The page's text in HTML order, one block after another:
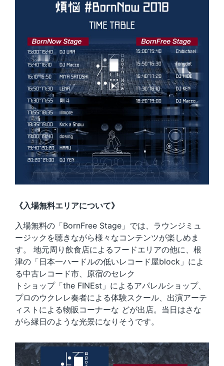
《入場無料エリアについて》
入場無料の「BornFree Stage」では、ラウンジミュ
ージックを聴きながら様々なコンテンツが楽しめま
す。 地元周り飲食店によるフードエリアの他に、根
津の「日本一ハードルの低いレコード屋block」によ
る中古レコード市、原宿のセレク
トショップ「the FINEst」によるアパレルショップ、
プロのウクレレ奏者による体験スクール、出演アーテ
ィストによる物販コーナーな どが出店。当日はさな
がら縁日のような光景になりそうです。